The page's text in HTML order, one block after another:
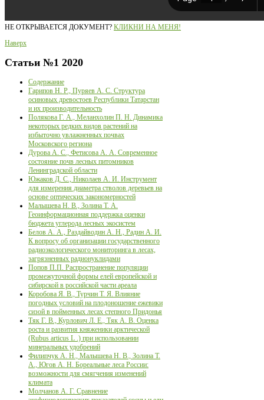
НЕ ОТКРЫВАЕТСЯ ДОКУМЕНТ? КЛИКНИ НА МЕНЯ!
Наверх
Статьи №1 2020
Содержание
Гарипов Н. Р., Пуряев А. С. Структура
осиновых древостоев Республики Татарстан
и их производительность
Полякова Г. А., Меланхолин П. Н. Динамика
некоторых редких видов растений на
избыточно увлажненных почвах
Московского региона
Дурова А. С., Фетисова А. А. Современное
состояние почв лесных питомников
Ленинградской области
Южаков Д. С., Николаев А. И. Инструмент
для измерения диаметра стволов деревьев на
основе оптических закономерностей
Малышева Н. В., Золина Т. А.
Геоинформационная поддержка оценки
бюджета углерода лесных экосистем
Белов А. А., Раздайводин А. Н., Радин А. И.
К вопросу об организации государственного
радиоэкологического мониторинга в лесах,
загрязненных радионуклидами
Попов П.П. Распространение популяции
промежуточной формы елей европейской и
сибирской в российской части ареала
Коробова Я. В., Турчин Т. Я. Влияние
погодных условий на плодоношение ежевики
сизой в пойменных лесах степного Придонья
Тяк Г. В., Курлович Л. Е., Тяк А. В. Оценка
роста и развития княженики арктической
(Rubus articus L .) при использовании
минеральных удобрений
Филипчук А. Н., Малышева Н. В., Золина Т.
А., Югов А. Н. Бореальные леса России:
возможности для смягчения изменений
климата
Молчанов А. Г. Сравнение